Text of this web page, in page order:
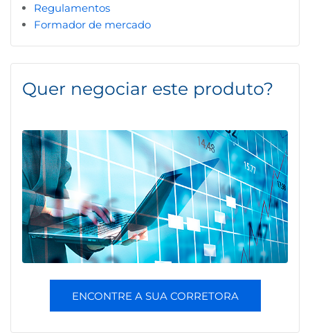
Regulamentos
Formador de mercado
Quer negociar este produto?
ENCONTRE A SUA CORRETORA